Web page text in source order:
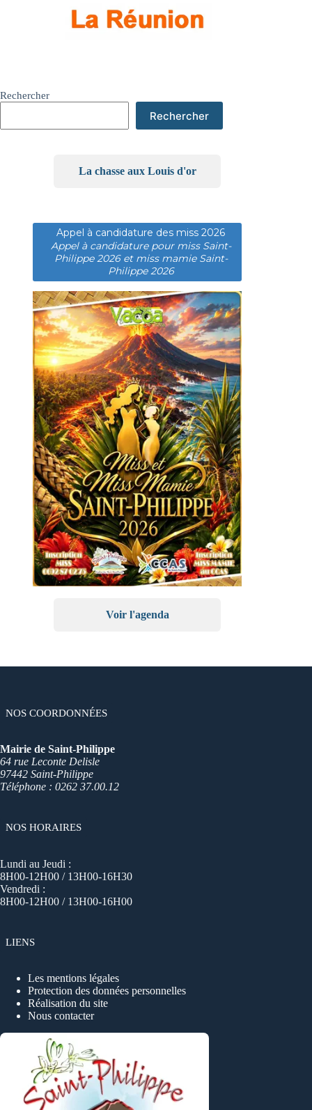
Rechercher
Rechercher
La chasse aux Louis d'or
Appel à candidature des miss 2026
Appel à candidature pour miss Saint-
Philippe 2026 et miss mamie Saint-
Philippe 2026
Voir l'agenda
NOS COORDONNÉES
Mairie de Saint-Philippe
64 rue Leconte Delisle
97442 Saint-Philippe
Téléphone : 0262 37.00.12
NOS HORAIRES
Lundi au Jeudi :
8H00-12H00 / 13H00-16H30
Vendredi :
8H00-12H00 / 13H00-16H00
LIENS
Les mentions légales
Protection des données personnelles
Réalisation du site
Nous contacter